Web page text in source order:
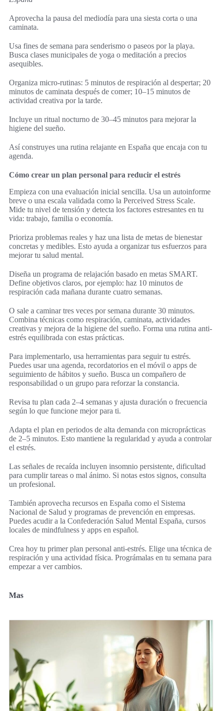
Aprovecha la pausa del mediodía para una siesta corta o una
caminata.
Usa fines de semana para senderismo o paseos por la playa.
Busca clases municipales de yoga o meditación a precios
asequibles.
Organiza micro-rutinas: 5 minutos de respiración al despertar; 20
minutos de caminata después de comer; 10–15 minutos de
actividad creativa por la tarde.
Incluye un ritual nocturno de 30–45 minutos para mejorar la
higiene del sueño.
Así construyes una rutina relajante en España que encaja con tu
agenda.
Cómo crear un plan personal para reducir el estrés
Empieza con una evaluación inicial sencilla. Usa un autoinforme
breve o una escala validada como la Perceived Stress Scale.
Mide tu nivel de tensión y detecta los factores estresantes en tu
vida: trabajo, familia o economía.
Prioriza problemas reales y haz una lista de metas de bienestar
concretas y medibles. Esto ayuda a organizar tus esfuerzos para
mejorar tu salud mental.
Diseña un programa de relajación basado en metas SMART.
Define objetivos claros, por ejemplo: haz 10 minutos de
respiración cada mañana durante cuatro semanas.
O sale a caminar tres veces por semana durante 30 minutos.
Combina técnicas como respiración, caminata, actividades
creativas y mejora de la higiene del sueño. Forma una rutina anti-
estrés equilibrada con estas prácticas.
Para implementarlo, usa herramientas para seguir tu estrés.
Puedes usar una agenda, recordatorios en el móvil o apps de
seguimiento de hábitos y sueño. Busca un compañero de
responsabilidad o un grupo para reforzar la constancia.
Revisa tu plan cada 2–4 semanas y ajusta duración o frecuencia
según lo que funcione mejor para ti.
Adapta el plan en periodos de alta demanda con microprácticas
de 2–5 minutos. Esto mantiene la regularidad y ayuda a controlar
el estrés.
Las señales de recaída incluyen insomnio persistente, dificultad
para cumplir tareas o mal ánimo. Si notas estos signos, consulta
un profesional.
También aprovecha recursos en España como el Sistema
Nacional de Salud y programas de prevención en empresas.
Puedes acudir a la Confederación Salud Mental España, cursos
locales de mindfulness y apps en español.
Crea hoy tu primer plan personal anti-estrés. Elige una técnica de
respiración y una actividad física. Prográmalas en tu semana para
empezar a ver cambios.
Mas